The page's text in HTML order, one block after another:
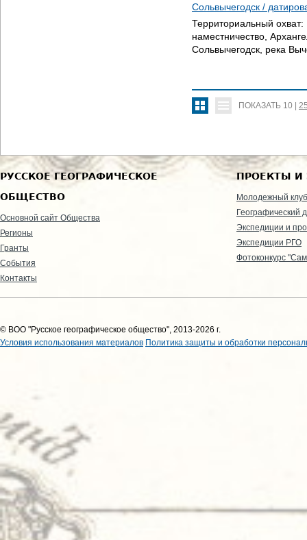
Сольвычегодск /
Территориальный охват:
наместничество,
Сольвычегодск, река
ПОКАЗАТЬ 10 |
РУССКОЕ ГЕОГРАФИЧЕСКОЕ
ОБЩЕСТВО
Основной сайт Общества
Регионы
Гранты
События
Контакты
ПРОЕКТЫ И
Молодежный клуб
Географический
Экспедиции и
Экспедиции РГО
Фотоконкурс
© ВОО "Русское географическое общество", 2013-2026 г.
Условия использования материалов Политика защиты и обработки